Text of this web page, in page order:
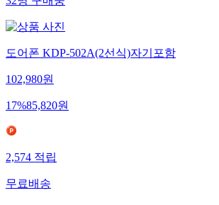
32명구매중
도어폰 KDP-502A(2선식)자기포함
102,980원
17%85,820원
2,574적립
무료배송